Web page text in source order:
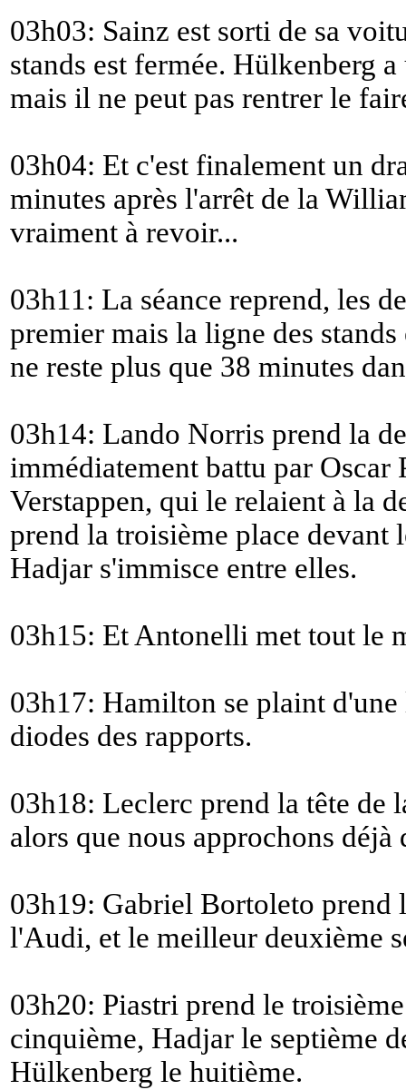
03h03: Sainz est sorti de sa
stands est fermée. Hülkenberg
mais il ne peut pas rentrer le
03h04: Et c'est finalement un
minutes après l'arrêt de la
vraiment à revoir...
03h11: La séance reprend, les
premier mais la ligne des
ne reste plus que 38 minutes
03h14: Lando Norris prend la
immédiatement battu par Oscar
Verstappen, qui le relaient à la
prend la troisième place devant
Hadjar s'immisce entre elles.
03h15: Et Antonelli met tout le
03h17: Hamilton se plaint d'une
diodes des rapports.
03h18: Leclerc prend la tête de
alors que nous approchons
03h19: Gabriel Bortoleto prend
l'Audi, et le meilleur deuxième
03h20: Piastri prend le
cinquième, Hadjar le septième
Hülkenberg le huitième.